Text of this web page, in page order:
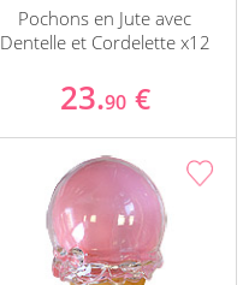
Pochons en Jute avec
Dentelle et Cordelette x12
23.90 €